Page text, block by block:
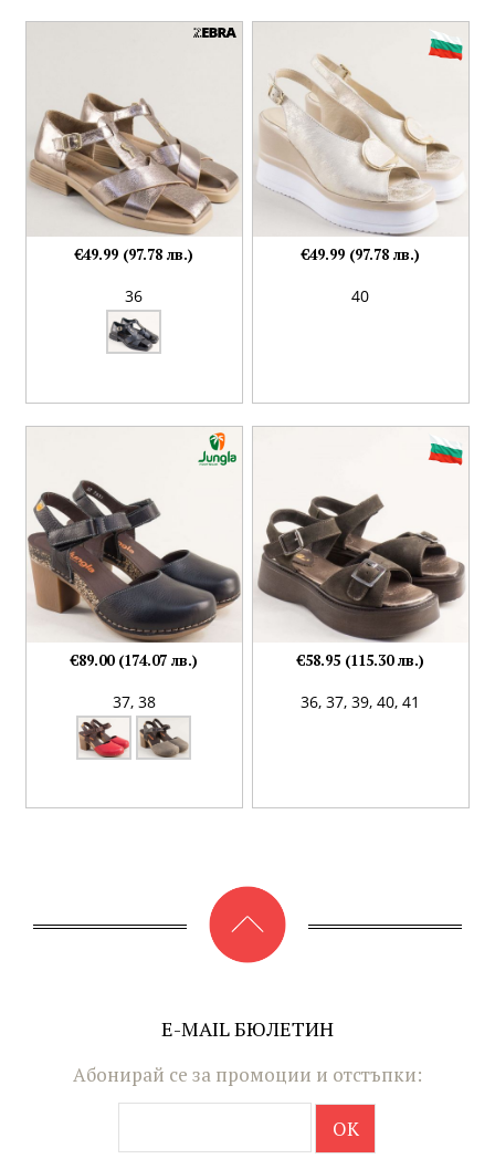
36
€49.99 (97.78 лв.)
40
€49.99 (97.78 лв.)
37, 38
€89.00 (174.07 лв.)
36,37,39,40,41
€58.95 (115.30 лв.)
E-MAIL БЮЛЕТИН
Абонирай се за промоции и отстъпки: